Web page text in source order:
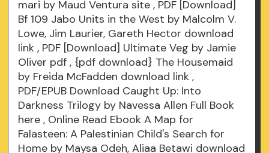
mari by Maud Venturasite , PDF [Download]
Bf 109 Jabo Units in the West by Malcolm V.
Lowe, Jim Laurier, Gareth Hector download
link , PDF [Download] Ultimate Veg by Jamie
Oliver pdf , {pdf download} The Housemaid
by Freida McFadden download link ,
PDF/EPUB Download Caught Up: Into
Darkness Trilogy by Navessa Allen Full Book
here , Online Read Ebook A Map for
Falasteen: A Palestinian Child's Search for
Home by Maysa Odeh, Aliaa Betawi download